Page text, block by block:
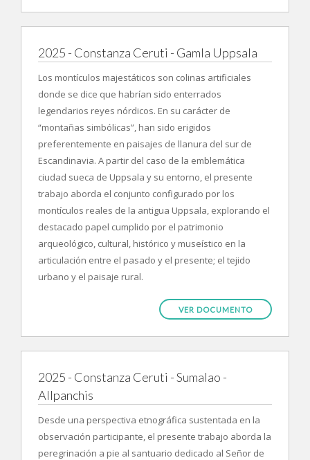
2025 - Constanza Ceruti - Gamla Uppsala
Los montículos majestáticos son colinas artificiales
donde se dice que habrían sido enterrados
legendarios reyes nórdicos. En su carácter de
“montañas simbólicas”, han sido erigidos
preferentemente en paisajes de llanura del sur de
Escandinavia. A partir del caso de la emblemática
ciudad sueca de Uppsala y su entorno, el presente
trabajo aborda el conjunto configurado por los
montículos reales de la antigua Uppsala, explorando el
destacado papel cumplido por el patrimonio
arqueológico, cultural, histórico y museístico en la
articulación entre el pasado y el presente; el tejido
urbano y el paisaje rural.
VER DOCUMENTO
2025 - Constanza Ceruti - Sumalao -
Allpanchis
Desde una perspectiva etnográfica sustentada en la
observación participante, el presente trabajo aborda la
peregrinación a pie al santuario dedicado al Señor de